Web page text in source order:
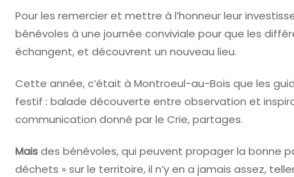
Pour les remercier et mettre à l’honneur leur
bénévoles à une journée conviviale pour que les
échangent, et découvrent un nouveau lieu.
Cette année, c’était à Montroeul-au-Bois que les
festif : balade découverte entre observation et
communication donné par le Crie, partages.
Maisdes bénévoles, qui peuvent propager la bonne
déchets » sur le territoire, il n’y en a jamais assez,